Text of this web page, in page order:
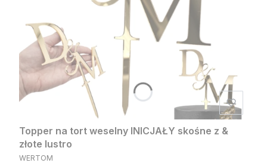
Topper na tort weselny INICJAŁY skośne z &
złote lustro
PRODUCENT
WERTOM